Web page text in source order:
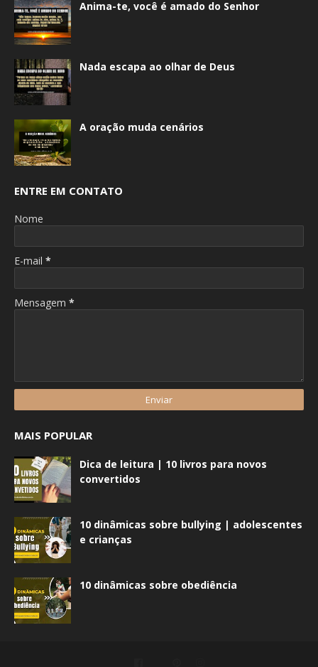
Anima-te, você é amado do Senhor
Nada escapa ao olhar de Deus
A oração muda cenários
ENTRE EM CONTATO
Nome
E-mail *
Mensagem *
MAIS POPULAR
Dica de leitura | 10 livros para novos
convertidos
10 dinâmicas sobre bullying | adolescentes
e crianças
10 dinâmicas sobre obediência